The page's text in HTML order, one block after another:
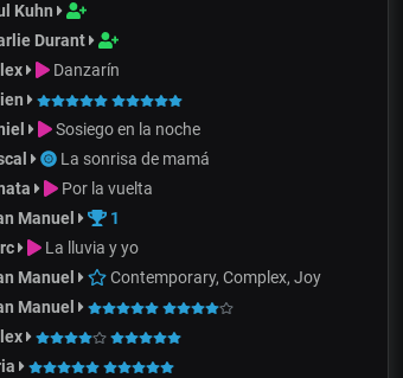
Kuhn
Durant
Danzarín
Sosiego en la noche
La sonrisa de mamá
Por la vuelta
Manuel 1
La lluvia y yo
Manuel Contemporary, Complex, Joy
Manuel